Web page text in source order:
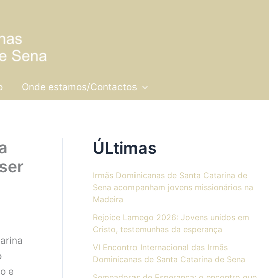
Onde estamos/Contactos
e
ÚLtimas
Irmãs Dominicanas de Santa Catarina de
Sena acompanham jovens missionários na
Madeira
Rejoice Lamego 2026: Jovens unidos em
Cristo, testemunhas da esperança
VI Encontro Internacional das Irmãs
Dominicanas de Santa Catarina de Sena